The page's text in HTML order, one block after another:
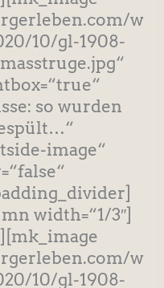
w
10/gl-1908-
so wurden
image“
width=“1/3″]
w
10/gl-1908-